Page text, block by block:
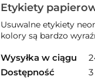
Etykiety
neonowe kolory,
etykiety do
Usuwalne etykiety
kolory są bardzo
Wysyłka w ciągu
Dostępność